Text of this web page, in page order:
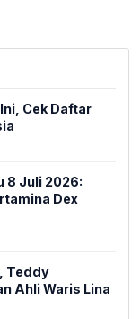
Cek Daftar
8 Juli 2026:
Dex
Teddy
Ahli Waris Lina